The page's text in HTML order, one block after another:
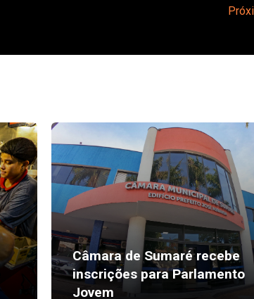
Câmara de Sumaré recebe
inscrições para Parlamento
Jovem